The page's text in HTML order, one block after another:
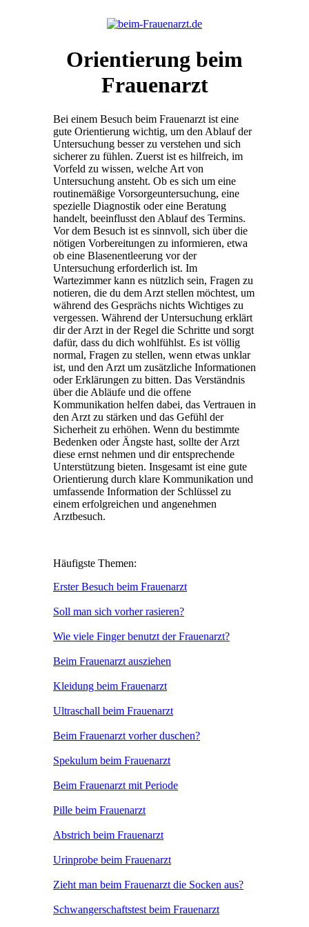
Orientierung beim
Frauenarzt
Bei einem Besuch beim Frauenarzt ist eine
gute Orientierung wichtig, um den Ablauf der
Untersuchung besser zu verstehen und sich
sicherer zu fühlen. Zuerst ist es hilfreich, im
Vorfeld zu wissen, welche Art von
Untersuchung ansteht. Ob es sich um eine
routinemäßige Vorsorgeuntersuchung, eine
spezielle Diagnostik oder eine Beratung
handelt, beeinflusst den Ablauf des Termins.
Vor dem Besuch ist es sinnvoll, sich über die
nötigen Vorbereitungen zu informieren, etwa
ob eine Blasenentleerung vor der
Untersuchung erforderlich ist. Im
Wartezimmer kann es nützlich sein, Fragen zu
notieren, die du dem Arzt stellen möchtest, um
während des Gesprächs nichts Wichtiges zu
vergessen. Während der Untersuchung erklärt
dir der Arzt in der Regel die Schritte und sorgt
dafür, dass du dich wohlfühlst. Es ist völlig
normal, Fragen zu stellen, wenn etwas unklar
ist, und den Arzt um zusätzliche Informationen
oder Erklärungen zu bitten. Das Verständnis
über die Abläufe und die offene
Kommunikation helfen dabei, das Vertrauen in
den Arzt zu stärken und das Gefühl der
Sicherheit zu erhöhen. Wenn du bestimmte
Bedenken oder Ängste hast, sollte der Arzt
diese ernst nehmen und dir entsprechende
Unterstützung bieten. Insgesamt ist eine gute
Orientierung durch klare Kommunikation und
umfassende Information der Schlüssel zu
einem erfolgreichen und angenehmen
Arztbesuch.
Häufigste Themen:
Erster Besuch beim Frauenarzt
Soll man sich vorher rasieren?
Wie viele Finger benutzt der Frauenarzt?
Beim Frauenarzt ausziehen
Kleidung beim Frauenarzt
Ultraschall beim Frauenarzt
Beim Frauenarzt vorher duschen?
Spekulum beim Frauenarzt
Beim Frauenarzt mit Periode
Pille beim Frauenarzt
Abstrich beim Frauenarzt
Urinprobe beim Frauenarzt
Zieht man beim Frauenarzt die Socken aus?
Schwangerschaftstest beim Frauenarzt